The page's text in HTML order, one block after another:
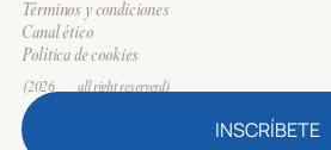
INSCRÍBETE
Términos y condiciones
Canal ético
Política de cookies
(2026___all right reserverd)